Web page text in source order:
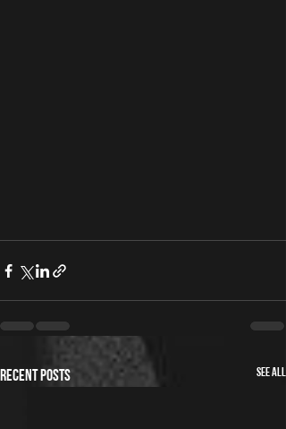
Recent Posts See All